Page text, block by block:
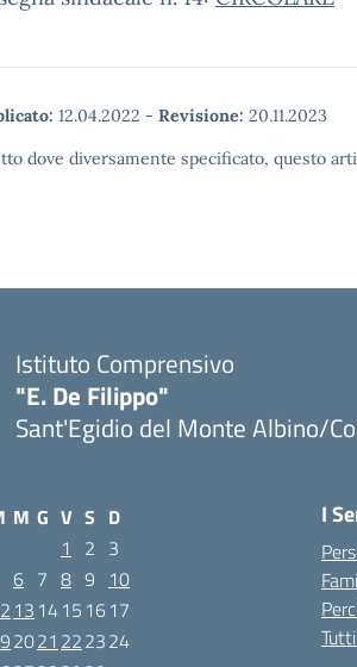
12.04.2022 - Revisione: 20.11.2023
dove diversamente specificato, questo
Istituto Comprensivo
"E. De Filippo"
Sant'Egidio del Monte Albino/
M G V S D
1
2 3
6 7 8 9 10
13 1415 1617
2021 222324
I